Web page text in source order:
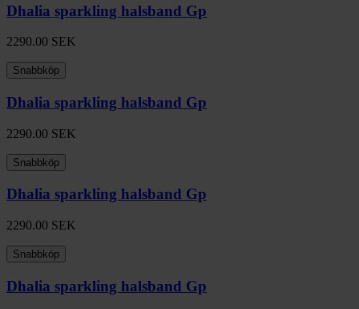
Dhalia sparkling halsband Gp
2290.00 SEK
Snabbköp
Dhalia sparkling halsband Gp
2290.00 SEK
Snabbköp
Dhalia sparkling halsband Gp
2290.00 SEK
Snabbköp
Dhalia sparkling halsband Gp